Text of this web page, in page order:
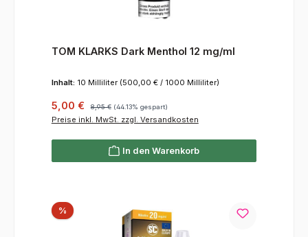
TOM KLARKS Dark Menthol 12 mg/ml
Inhalt: 10 Milliliter (500,00 € / 1000 Milliliter)
Verkaufspreis:
5,00 € 8,95 € (44.13% gespart)
Preise inkl. MwSt. zzgl. Versandkosten
In den Warenkorb
%Rabatt